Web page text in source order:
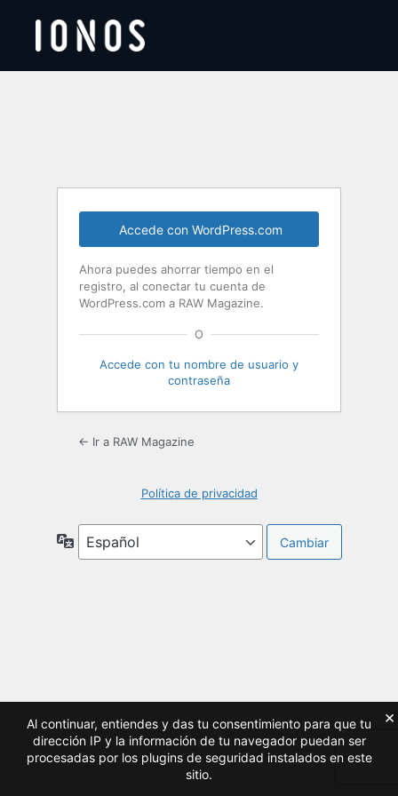
Accede con WordPress.com
Ahora puedes ahorrar tiempo en el
registro, al conectar tu cuenta de
WordPress.com a RAW Magazine.
O
Accede con tu nombre de usuario y
contraseña
← Ir a RAW Magazine
Política de privacidad
Idioma
Al continuar, entiendes y das tu consentimiento para que tu
dirección IP y la información de tu navegador puedan ser
procesadas por los plugins de seguridad instalados en este
sitio.
×